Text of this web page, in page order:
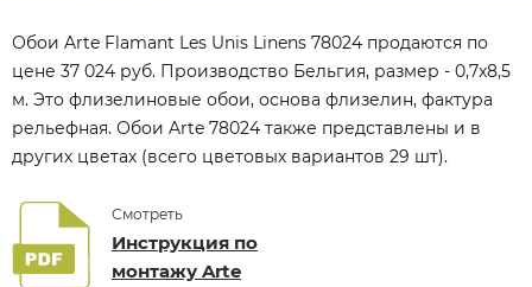
Обои Arte Flamant Les Unis Linens 78024 продаются по
цене 37 024 руб. Производство Бельгия, размер - 0,7x8,5
м. Это флизелиновые обои, основа флизелин, фактура
рельефная. Обои Arte 78024 также представлены и в
других цветах (всего цветовых вариантов 29 шт).
Смотреть
Инструкция по
монтажу Arte